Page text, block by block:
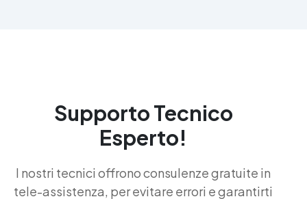
Supporto Tecnico
Esperto!
I nostri tecnici offrono consulenze gratuite in
tele-assistenza, per evitare errori e garantirti